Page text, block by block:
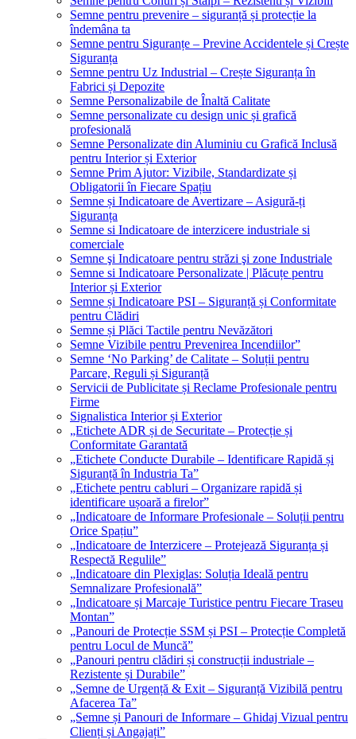
Semne pentru prevenire – siguranță și protecție la
îndemâna ta
Semne pentru Siguranțe – Previne Accidentele și Crește
Siguranța
Semne pentru Uz Industrial – Crește Siguranța în
Fabrici și Depozite
Semne Personalizabile de Înaltă Calitate
Semne personalizate cu design unic și grafică
profesională
Semne Personalizate din Aluminiu cu Grafică Inclusă
pentru Interior și Exterior
Semne Prim Ajutor: Vizibile, Standardizate și
Obligatorii în Fiecare Spațiu
Semne și Indicatoare de Avertizare – Asigură-ți
Siguranța
Semne si Indicatoare de interzicere industriale si
comerciale
Semne şi Indicatoare pentru străzi şi zone Industriale
Semne si Indicatoare Personalizate | Plăcuțe pentru
Interior și Exterior
Semne și Indicatoare PSI – Siguranță și Conformitate
pentru Clădiri
Semne și Plăci Tactile pentru Nevăzători
Semne Vizibile pentru Prevenirea Incendiilor”
Semne ‘No Parking’ de Calitate – Soluții pentru
Parcare, Reguli și Siguranță
Servicii de Publicitate și Reclame Profesionale pentru
Firme
Signalistica Interior și Exterior
„Etichete ADR și de Securitate – Protecție și
Conformitate Garantată
„Etichete Conducte Durabile – Identificare Rapidă și
Siguranță în Industria Ta”
„Etichete pentru cabluri – Organizare rapidă și
identificare ușoară a firelor”
„Indicatoare de Informare Profesionale – Soluții pentru
Orice Spațiu”
„Indicatoare de Interzicere – Protejează Siguranța și
Respectă Regulile”
„Indicatoare din Plexiglas: Soluția Ideală pentru
Semnalizare Profesională”
„Indicatoare și Marcaje Turistice pentru Fiecare Traseu
Montan”
„Panouri de Protecție SSM și PSI – Protecție Completă
pentru Locul de Muncă”
„Panouri pentru clădiri și construcții industriale –
Rezistente și Durabile”
„Semne de Urgență & Exit – Siguranță Vizibilă pentru
Afacerea Ta”
„Semne și Panouri de Informare – Ghidaj Vizual pentru
Clienți și Angajați”